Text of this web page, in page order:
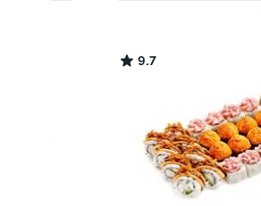
9.7